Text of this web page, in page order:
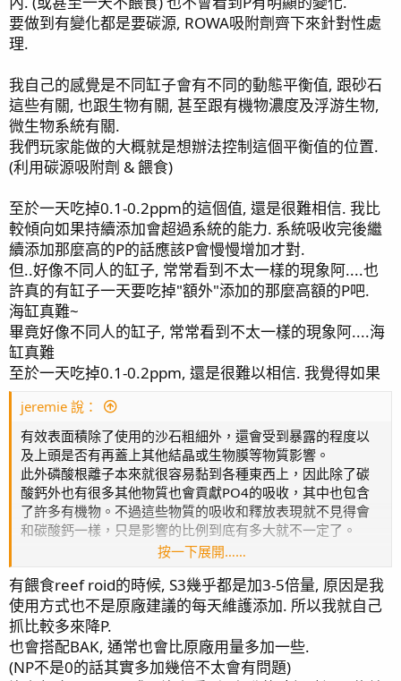
要做到有變化都是要碳源, ROWA吸附劑齊下來針對性處
理.
我自己的感覺是不同缸子會有不同的動態平衡值, 跟砂石
這些有關, 也跟生物有關, 甚至跟有機物濃度及浮游生物,
微生物系統有關.
我們玩家能做的大概就是想辦法控制這個平衡值的位置.
(利用碳源吸附劑 & 餵食)
至於一天吃掉0.1-0.2ppm的這個值, 還是很難相信. 我比
較傾向如果持續添加會超過系統的能力. 系統吸收完後繼
續添加那麼高的P的話應該P會慢慢增加才對.
但..好像不同人的缸子, 常常看到不太一樣的現象阿....也
許真的有缸子一天要吃掉"額外"添加的那麼高額的P吧.
海缸真難~
畢竟好像不同人的缸子, 常常看到不太一樣的現象阿....海
缸真難
至於一天吃掉0.1-0.2ppm, 還是很難以相信. 我覺得如果
jeremie 說：
有效表面積除了使用的沙石粗細外，還會受到暴露的程度以
及上頭是否有再蓋上其他結晶或生物膜等物質影響。
此外磷酸根離子本來就很容易黏到各種東西上，因此除了碳
酸鈣外也有很多其他物質也會貢獻PO4的吸收，其中也包含
了許多有機物。不過這些物質的吸收和釋放表現就不見得會
和碳酸鈣一樣，只是影響的比例到底有多大就不一定了。
蠻有趣的現象。我的實驗設置是在1L的海水中打氣並放入20g
在我其中一缸躺了很久的Seachem Matrix。這濾材的確切成
份我也不確定，不過顯然不是碳酸鈣。
實驗的六組重複系統我都在第一天將PO4提升至0.14ppm，
結果在啥都沒幹只有打氣的情況下所有系統的PO4都在兩天
按一下展開……
有餵食reef roid的時候, S3幾乎都是加3-5倍量, 原因是我
使用方式也不是原廠建議的每天維護添加. 所以我就自己
抓比較多來降P.
也會搭配BAK, 通常也會比原廠用量多加一些.
(NP不是0的話其實多加幾倍不太會有問題)